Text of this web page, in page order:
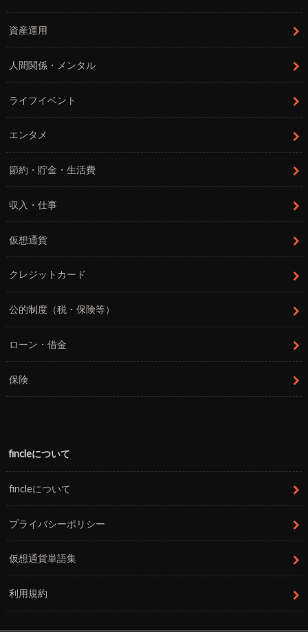
資産運用
人間関係・メンタル
ライフイベント
エンタメ
節約・貯金・生活費
収入・仕事
仮想通貨
クレジットカード
公的制度（税・保険等）
ローン・借金
保険
fincleについて
fincleについて
プライバシーポリシー
仮想通貨単語集
利用規約